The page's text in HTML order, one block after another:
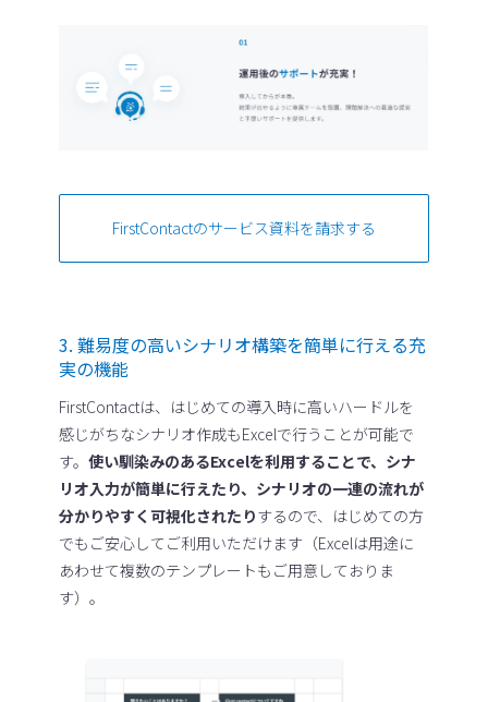
FirstContactのサービス資料を請求する
3. 難易度の高いシナリオ構築を簡単に行える充
実の機能
FirstContactは、はじめての導入時に高いハードルを
感じがちなシナリオ作成もExcelで行うことが可能で
す。使い馴染みのあるExcelを利用することで、シナ
リオ入力が簡単に行えたり、シナリオの一連の流れが
分かりやすく可視化されたりするので、はじめての方
でもご安心してご利用いただけます（Excelは用途に
あわせて複数のテンプレートもご用意しておりま
す）。